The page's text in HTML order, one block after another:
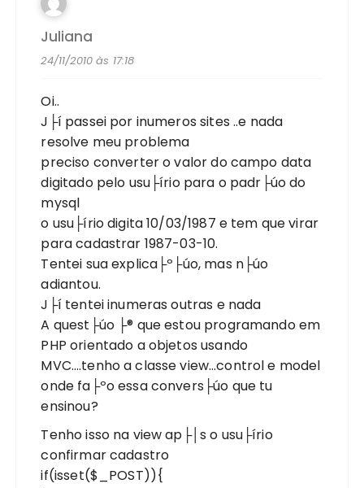
Juliana
24/11/2010 às 17:18
Oi..
J├í passei por inumeros sites ..e nada
resolve meu problema
preciso converter o valor do campo data
digitado pelo usu├írio para o padr├úo do
mysql
o usu├írio digita 10/03/1987 e tem que virar
para cadastrar 1987-03-10.
Tentei sua explica├º├úo, mas n├úo
adiantou.
J├í tentei inumeras outras e nada
A quest├úo ├® que estou programando em
PHP orientado a objetos usando
MVC….tenho a classe view…control e model
onde fa├ºo essa convers├úo que tu
ensinou?
Tenho isso na view ap├│s o usu├írio
confirmar cadastro
if(isset($_POST)){